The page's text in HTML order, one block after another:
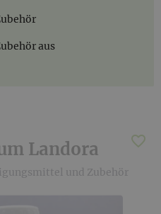
aus
Landora
und Zubehör